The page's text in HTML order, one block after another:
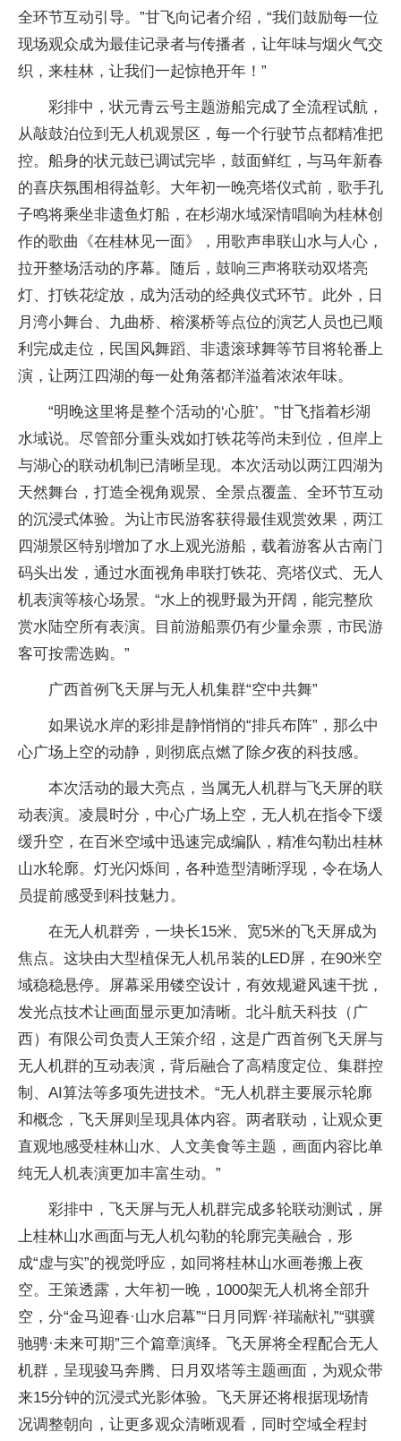
全环节互动引导。”甘飞向记者介绍，“我们鼓励每一位
现场观众成为最佳记录者与传播者，让年味与烟火气交
织，来桂林，让我们一起惊艳开年！”
彩排中，状元青云号主题游船完成了全流程试航，
从敲鼓泊位到无人机观景区，每一个行驶节点都精准把
控。船身的状元鼓已调试完毕，鼓面鲜红，与马年新春
的喜庆氛围相得益彰。大年初一晚亮塔仪式前，歌手孔
子鸣将乘坐非遗鱼灯船，在杉湖水域深情唱响为桂林创
作的歌曲《在桂林见一面》，用歌声串联山水与人心，
拉开整场活动的序幕。随后，鼓响三声将联动双塔亮
灯、打铁花绽放，成为活动的经典仪式环节。此外，日
月湾小舞台、九曲桥、榕溪桥等点位的演艺人员也已顺
利完成走位，民国风舞蹈、非遗滚球舞等节目将轮番上
演，让两江四湖的每一处角落都洋溢着浓浓年味。
“明晚这里将是整个活动的‘心脏’。”甘飞指着杉湖
水域说。尽管部分重头戏如打铁花等尚未到位，但岸上
与湖心的联动机制已清晰呈现。本次活动以两江四湖为
天然舞台，打造全视角观景、全景点覆盖、全环节互动
的沉浸式体验。为让市民游客获得最佳观赏效果，两江
四湖景区特别增加了水上观光游船，载着游客从古南门
码头出发，通过水面视角串联打铁花、亮塔仪式、无人
机表演等核心场景。“水上的视野最为开阔，能完整欣
赏水陆空所有表演。目前游船票仍有少量余票，市民游
客可按需选购。”
广西首例飞天屏与无人机集群“空中共舞”
如果说水岸的彩排是静悄悄的“排兵布阵”，那么中
心广场上空的动静，则彻底点燃了除夕夜的科技感。
本次活动的最大亮点，当属无人机群与飞天屏的联
动表演。凌晨时分，中心广场上空，无人机在指令下缓
缓升空，在百米空域中迅速完成编队，精准勾勒出桂林
山水轮廓。灯光闪烁间，各种造型清晰浮现，令在场人
员提前感受到科技魅力。
在无人机群旁，一块长15米、宽5米的飞天屏成为
焦点。这块由大型植保无人机吊装的LED屏，在90米空
域稳稳悬停。屏幕采用镂空设计，有效规避风速干扰，
发光点技术让画面显示更加清晰。北斗航天科技（广
西）有限公司负责人王策介绍，这是广西首例飞天屏与
无人机群的互动表演，背后融合了高精度定位、集群控
制、AI算法等多项先进技术。“无人机群主要展示轮廓
和概念，飞天屏则呈现具体内容。两者联动，让观众更
直观地感受桂林山水、人文美食等主题，画面内容比单
纯无人机表演更加丰富生动。”
彩排中，飞天屏与无人机群完成多轮联动测试，屏
上桂林山水画面与无人机勾勒的轮廓完美融合，形
成“虚与实”的视觉呼应，如同将桂林山水画卷搬上夜
空。王策透露，大年初一晚，1000架无人机将全部升
空，分“金马迎春·山水启幕”“日月同辉·祥瑞献礼”“骐骥
驰骋·未来可期”三个篇章演绎。飞天屏将全程配合无人
机群，呈现骏马奔腾、日月双塔等主题画面，为观众带
来15分钟的沉浸式光影体验。飞天屏还将根据现场情
况调整朝向，让更多观众清晰观看，同时空域全程封